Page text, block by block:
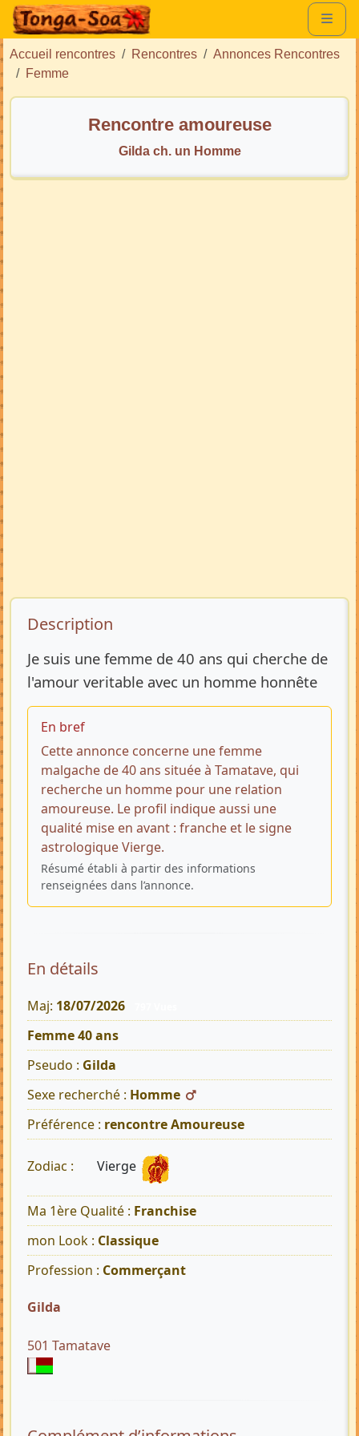
Accueil rencontres Rencontres
Annonces Rencontres
Femme
Rencontre amoureuse
Gilda ch. un Homme
Description de l’annonce
Description
Je suis une femme de 40 ans qui cherche de
l'amour veritable avec un homme honnête
En bref
Cette annonce concerne une femme
malgache de 40 ans située à Tamatave, qui
recherche un homme pour une relation
amoureuse. Le profil indique aussi une
qualité mise en avant : franche et le signe
astrologique Vierge.
Résumé établi à partir des informations
renseignées dans l’annonce.
En détails
Maj: 18/07/2026
Femme 40 ans
Pseudo : Gilda
Sexe recherché : Homme
Préférence : rencontre Amoureuse
Zodiac : Vierge
Ma 1ère Qualité : Franchise
mon Look : Classique
Profession : Commerçant
Gilda
501 Tamatave